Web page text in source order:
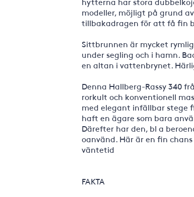
modeller, möjligt på grund
tillbakadragen för att få fin
Sittbrunnen är mycket
under segling och i hamn.
en altan i vattenbrynet.
Denna Hallberg-Rassy 340
rorkult och konventionell
med elegant infällbar stege
haft en ägare som bara
Därefter har den, bl a
oanvänd. Här är en fin
väntetid
FAKTA